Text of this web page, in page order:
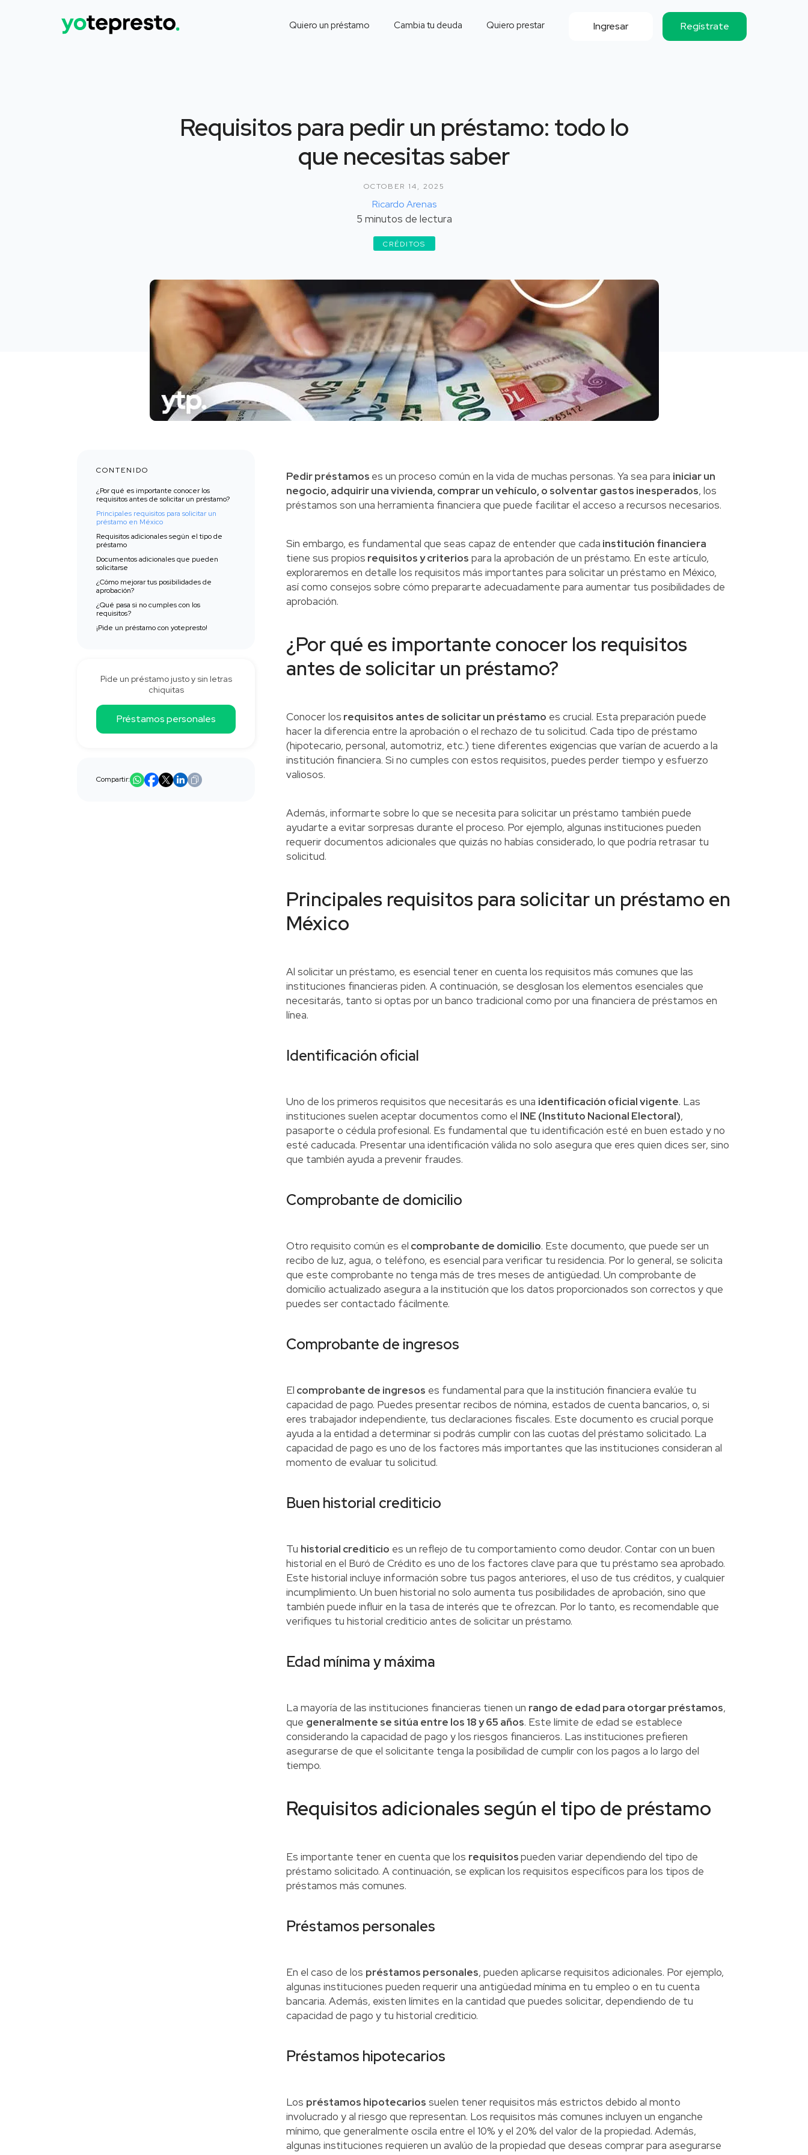
Quiero un préstamo Cambia tu deuda Quiero prestar Ingresar Regístrate
Requisitos para pedir un préstamo: todo lo
que necesitas saber
OCTOBER 14, 2025
Ricardo Arenas
5 minutos de lectura
CRÉDITOS
CONTENIDO
¿Por qué es importante conocer los
requisitos antes de solicitar un préstamo?
Principales requisitos para solicitar un
préstamo en México
Requisitos adicionales según el tipo de
préstamo
Documentos adicionales que pueden
solicitarse
¿Cómo mejorar tus posibilidades de
aprobación?
¿Qué pasa si no cumples con los
requisitos?
¡Pide un préstamo con yotepresto!
Pide un préstamo justo y sin letras
chiquitas
Préstamos personales
Compartir:
Pedir préstamos es un proceso común en la vida de muchas personas. Ya sea para iniciar un
negocio, adquirir una vivienda, comprar un vehículo, o solventar gastos inesperados, los
préstamos son una herramienta financiera que puede facilitar el acceso a recursos necesarios.
Sin embargo, es fundamental que seas capaz de entender que cada institución financiera
tiene sus propios requisitos y criterios para la aprobación de un préstamo. En este artículo,
exploraremos en detalle los requisitos más importantes para solicitar un préstamo en México,
así como consejos sobre cómo prepararte adecuadamente para aumentar tus posibilidades de
aprobación.
¿Por qué es importante conocer los requisitos
antes de solicitar un préstamo?
Conocer los requisitos antes de solicitar un préstamo es crucial. Esta preparación puede
hacer la diferencia entre la aprobación o el rechazo de tu solicitud. Cada tipo de préstamo
(hipotecario, personal, automotriz, etc.) tiene diferentes exigencias que varían de acuerdo a la
institución financiera. Si no cumples con estos requisitos, puedes perder tiempo y esfuerzo
valiosos.
Además, informarte sobre lo que se necesita para solicitar un préstamo también puede
ayudarte a evitar sorpresas durante el proceso. Por ejemplo, algunas instituciones pueden
requerir documentos adicionales que quizás no habías considerado, lo que podría retrasar tu
solicitud.
Principales requisitos para solicitar un préstamo en
México
Al solicitar un préstamo, es esencial tener en cuenta los requisitos más comunes que las
instituciones financieras piden. A continuación, se desglosan los elementos esenciales que
necesitarás, tanto si optas por un banco tradicional como por una financiera de préstamos en
línea.
Identificación oficial
Uno de los primeros requisitos que necesitarás es una identificación oficial vigente. Las
instituciones suelen aceptar documentos como el INE (Instituto Nacional Electoral),
pasaporte o cédula profesional. Es fundamental que tu identificación esté en buen estado y no
esté caducada. Presentar una identificación válida no solo asegura que eres quien dices ser, sino
que también ayuda a prevenir fraudes.
Comprobante de domicilio
Otro requisito común es el comprobante de domicilio. Este documento, que puede ser un
recibo de luz, agua, o teléfono, es esencial para verificar tu residencia. Por lo general, se solicita
que este comprobante no tenga más de tres meses de antigüedad. Un comprobante de
domicilio actualizado asegura a la institución que los datos proporcionados son correctos y que
puedes ser contactado fácilmente.
Comprobante de ingresos
El comprobante de ingresos es fundamental para que la institución financiera evalúe tu
capacidad de pago. Puedes presentar recibos de nómina, estados de cuenta bancarios, o, si
eres trabajador independiente, tus declaraciones fiscales. Este documento es crucial porque
ayuda a la entidad a determinar si podrás cumplir con las cuotas del préstamo solicitado. La
capacidad de pago es uno de los factores más importantes que las instituciones consideran al
momento de evaluar tu solicitud.
Buen historial crediticio
Tu historial crediticio es un reflejo de tu comportamiento como deudor. Contar con un buen
historial en el Buró de Crédito es uno de los factores clave para que tu préstamo sea aprobado.
Este historial incluye información sobre tus pagos anteriores, el uso de tus créditos, y cualquier
incumplimiento. Un buen historial no solo aumenta tus posibilidades de aprobación, sino que
también puede influir en la tasa de interés que te ofrezcan. Por lo tanto, es recomendable que
verifiques tu historial crediticio antes de solicitar un préstamo.
Edad mínima y máxima
La mayoría de las instituciones financieras tienen un rango de edad para otorgar préstamos,
que generalmente se sitúa entre los 18 y 65 años. Este límite de edad se establece
considerando la capacidad de pago y los riesgos financieros. Las instituciones prefieren
asegurarse de que el solicitante tenga la posibilidad de cumplir con los pagos a lo largo del
tiempo.
Requisitos adicionales según el tipo de préstamo
Es importante tener en cuenta que los requisitospueden variar dependiendo del tipo de
préstamo solicitado. A continuación, se explican los requisitos específicos para los tipos de
préstamos más comunes.
Préstamos personales
En el caso de los préstamos personales, pueden aplicarse requisitos adicionales. Por ejemplo,
algunas instituciones pueden requerir una antigüedad mínima en tu empleo o en tu cuenta
bancaria. Además, existen límites en la cantidad que puedes solicitar, dependiendo de tu
capacidad de pago y tu historial crediticio.
Préstamos hipotecarios
Los préstamos hipotecarios suelen tener requisitos más estrictos debido al monto
involucrado y al riesgo que representan. Los requisitos más comunes incluyen un enganche
mínimo, que generalmente oscila entre el 10% y el 20% del valor de la propiedad. Además,
algunas instituciones requieren un avalúo de la propiedad que deseas comprar para asegurarse